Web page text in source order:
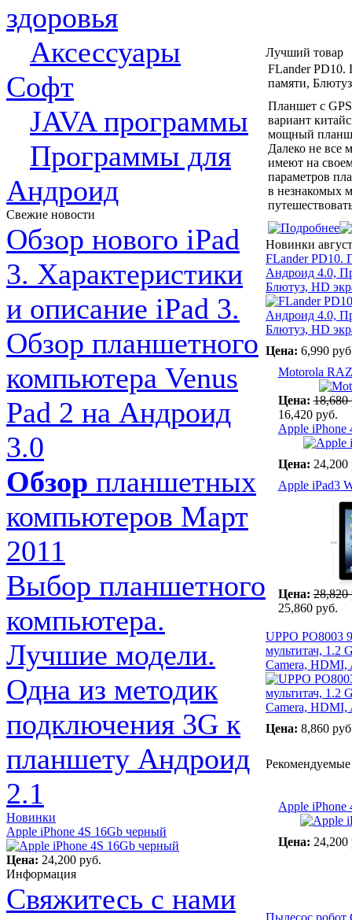
здоровья
Аксессуары
Софт
JAVA программы
Программы для
Андроид
Свежие новости
Обзор нового iPad
3. Характеристики
и описание iPad 3.
Обзор планшетного
компьютера Venus
Pad 2 на Андроид
3.0
Обзор планшетных
компьютеров Март
2011
Выбор планшетного
компьютера.
Лучшие модели.
Одна из методик
подключения 3G к
планшету Андроид
2.1
Новинки
Apple iPhone 4S 16Gb черный
Цена: 24,200 руб.
Информация
Свяжитесь с нами
Лучший товар
FLander
памяти,
Планшет с
вариант
мощный
Далеко не все
имеют на
параметров
в незнакомых
Новинки
FLander PD10.
Андроид 4.0,
Блютуз, HD
Цена: 6,990
Motorola
Цена:18,680
16,420 руб.
Apple iPhone
Цена: 24,200
Apple iPad3
Цена:28,820
25,860 руб.
UPPO PO8003
мультитач, 1.2
Camera, HDMI,
Цена: 8,860
Apple iPhone
Цена: 24,200
Пылесос робот